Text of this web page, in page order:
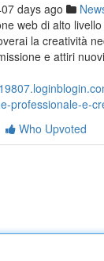
days ago
web di alto
la creatività
e attiri
professionale-e-
Who Upvoted